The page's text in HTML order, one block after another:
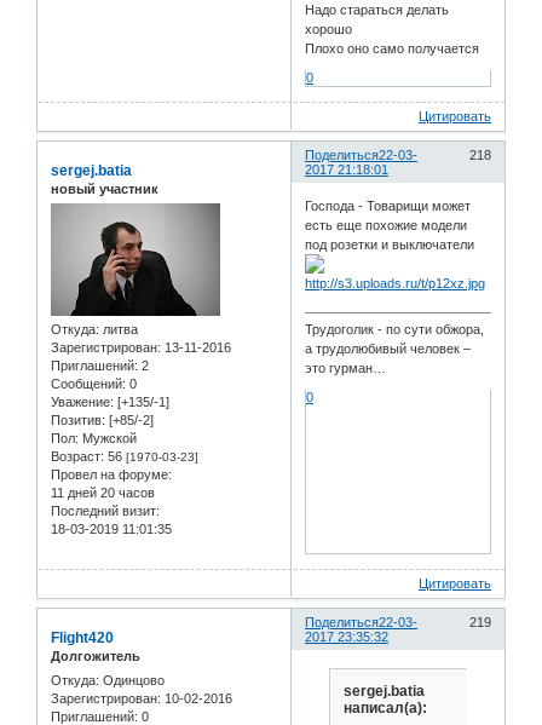
Надо стараться делать
хорошо
Плохо оно само получается
0
Цитировать
Поделиться 218
22-03-
2017 21:18:01
sergej.batia
новый участник
Откуда: литва
Зарегистрирован: 13-11-2016
Приглашений: 2
Сообщений: 0
Уважение: [+135/-1]
Позитив: [+85/-2]
Пол: Мужской
Возраст: 56 [1970-03-23]
Провел на форуме:
11 дней 20 часов
Последний визит:
18-03-2019 11:01:35
Господа - Товарищи может
есть еще похожие модели
под розетки и выключатели
Трудоголик - по сути обжора,
а трудолюбивый человек –
это гурман…
0
Цитировать
Поделиться 219
22-03-
2017 23:35:32
Flight420
Долгожитель
Откуда: Одинцово
Зарегистрирован: 10-02-2016
Приглашений: 0
sergej.batia
написал(а):